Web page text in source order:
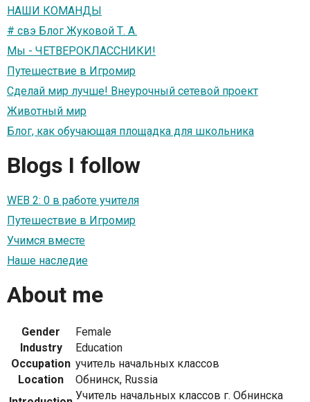
НАШИ КОМАНДЫ
# свэ Блог Жуковой Т. А.
Мы - ЧЕТВЕРОКЛАССНИКИ!
Путешествие в Игромир
Сделай мир лучше! Внеурочный сетевой проект
Животный мир
Блог, как обучающая площадка для школьника
Blogs I follow
WEB 2: 0 в работе учителя
Путешествие в Игромир
Учимся вместе
Наше наследие
About me
Gender
Female
Industry
Education
Occupation учитель начальных классов
Location
Обнинск, Russia
Учитель начальных классов г. Обнинска